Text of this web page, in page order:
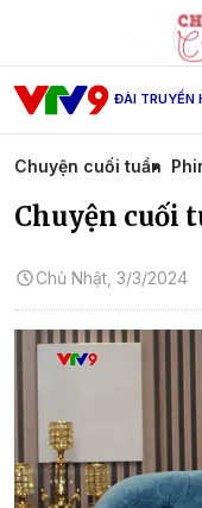
ĐÀI TRUYỀN
Chuyện cuối tuần
Chuyện cuối
Chủ Nhật, 3/3/2024